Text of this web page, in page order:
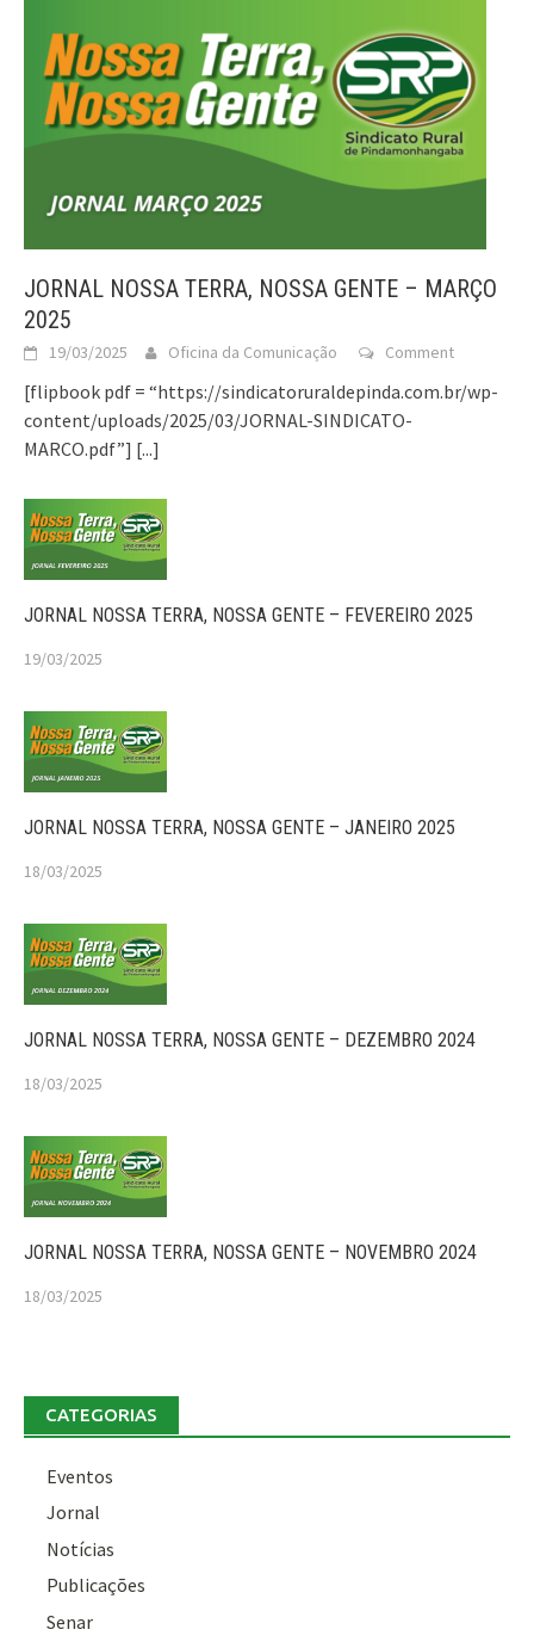
JORNAL NOSSA TERRA, NOSSA GENTE – MARÇO
2025
19/03/2025 Oficina da Comunicação Comment
[flipbook pdf = “https://sindicatoruraldepinda.com.br/wp-
content/uploads/2025/03/JORNAL-SINDICATO-
MARCO.pdf”] [...]
JORNAL NOSSA TERRA, NOSSA GENTE – FEVEREIRO 2025
19/03/2025
JORNAL NOSSA TERRA, NOSSA GENTE – JANEIRO 2025
18/03/2025
JORNAL NOSSA TERRA, NOSSA GENTE – DEZEMBRO 2024
18/03/2025
JORNAL NOSSA TERRA, NOSSA GENTE – NOVEMBRO 2024
18/03/2025
CATEGORIAS
Eventos
Jornal
Notícias
Publicações
Senar